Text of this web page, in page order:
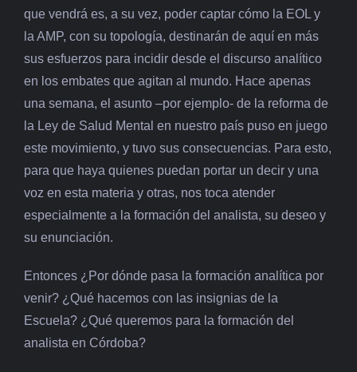
que vendrá es, a su vez, poder captar cómo la EOL y
la AMP, con su topología, destinarán de aquí en más
sus esfuerzos para incidir desde el discurso analítico
en los embates que agitan al mundo. Hace apenas
una semana, el asunto –por ejemplo- de la reforma de
la Ley de Salud Mental en nuestro país puso en juego
este movimiento, y tuvo sus consecuencias. Para esto,
para que haya quienes puedan portar un decir y una
voz en esta materia y otras, nos toca atender
especialmente a la formación del analista, su deseo y
su enunciación.
Entonces ¿Por dónde pasa la formación analítica por
venir? ¿Qué hacemos con las insignias de la
Escuela? ¿Qué queremos para la formación del
analista en Córdoba?